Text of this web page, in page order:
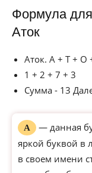
Формула
Аток
Аток. А + Т + О
1 + 2 + 7 + 3
Сумма - 13
А
— данная
яркой буквой в
в своем имени